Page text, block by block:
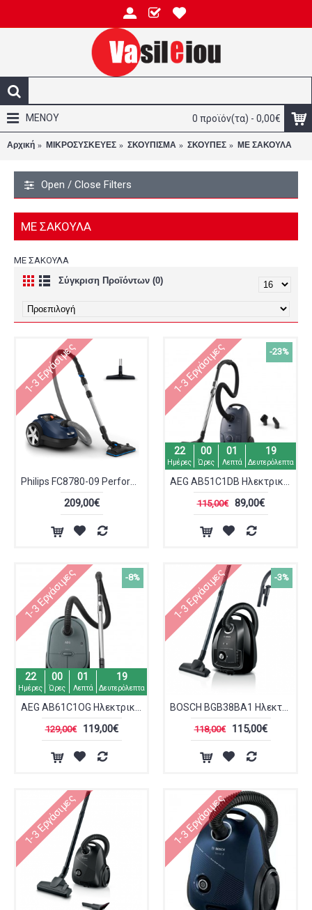
0 προϊόν(τα) - 0,00€
ΜΕΝΟΥ
Αρχική ΜΙΚΡΟΣΥΣΚΕΥΕΣ ΣΚΟΥΠΙΣΜΑ ΣΚΟΥΠΕΣ ΜΕ ΣΑΚΟΥΛΑ
Open / Close Filters
ΜΕ ΣΑΚΟΥΛΑ
ΜΕ ΣΑΚΟΥΛΑ
Σύγκριση Προϊόντων (0)
1-3 Εργάσιμες
209,00€
-23%
1-3 Εργάσιμες
22
Ημέρες
00
Ώρες
01
Λεπτά
19
Δευτερόλεπτα
115,00€ 89,00€
-8%
1-3 Εργάσιμες
22
Ημέρες
00
Ώρες
01
Λεπτά
19
Δευτερόλεπτα
129,00€ 119,00€
-3%
1-3 Εργάσιμες
118,00€ 115,00€
1-3 Εργάσιμες 1-3 Εργάσιμες